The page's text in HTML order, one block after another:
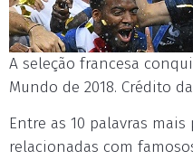
A seleção francesa
Mundo de 2018. Crédito
Entre as 10 palavras
relacionadas com